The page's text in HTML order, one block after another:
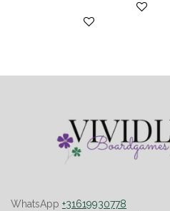
Houd mij op de
Bekijk
WhatsApp +31619930778